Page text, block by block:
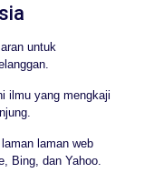
untuk
ilmu yang mengkaji
laman web
Bing, dan Yahoo.